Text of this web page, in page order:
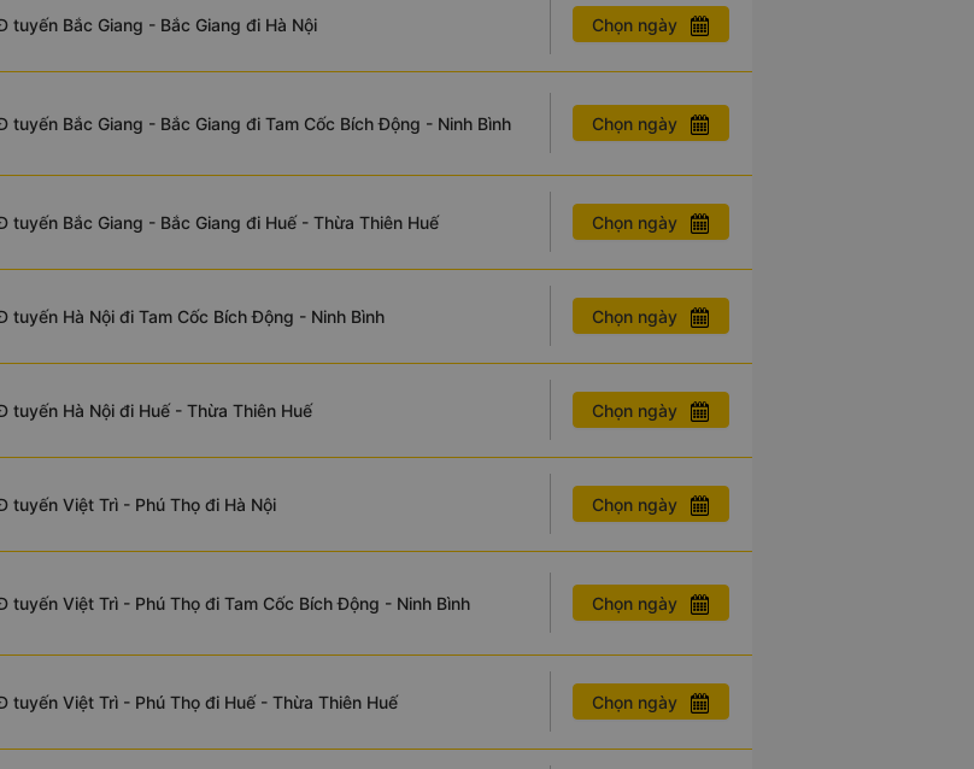
tuyến Bắc Giang - Bắc Giang đi Hà Nội Chọn ngày
tuyến Bắc Giang - Bắc Giang đi Tam Cốc Bích Động - Ninh Bình Chọn ngày
tuyến Bắc Giang - Bắc Giang đi Huế - Thừa Thiên Huế Chọn ngày
tuyến Hà Nội đi Tam Cốc Bích Động - Ninh Bình Chọn ngày
tuyến Hà Nội đi Huế - Thừa Thiên Huế Chọn ngày
tuyến Việt Trì - Phú Thọ đi Hà Nội Chọn ngày
tuyến Việt Trì - Phú Thọ đi Tam Cốc Bích Động - Ninh Bình Chọn ngày
tuyến Việt Trì - Phú Thọ đi Huế - Thừa Thiên Huế Chọn ngày